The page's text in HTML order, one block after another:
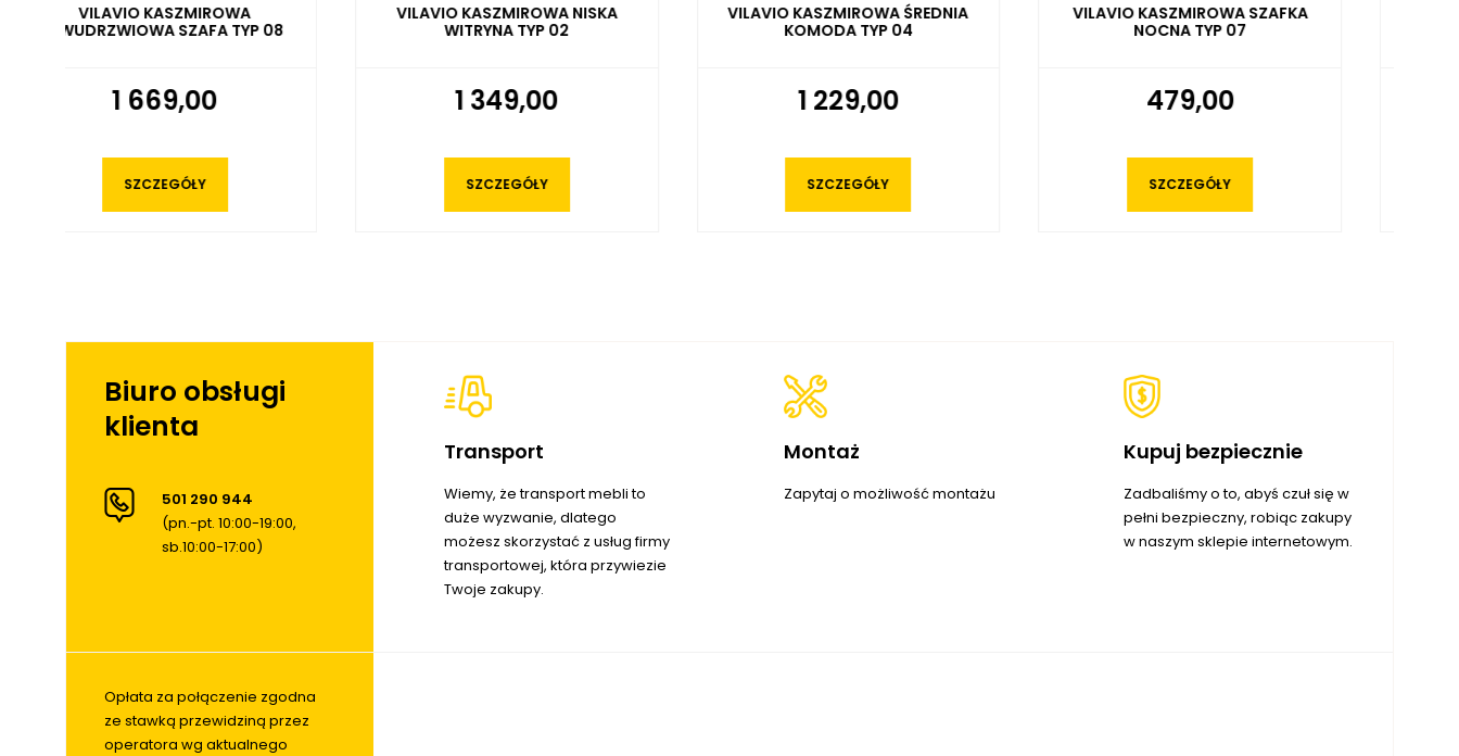
VILAVIO KASZMIROWA NISKA
WITRYNA TYP 02
1 349,00
SZCZEGÓŁY
VILAVIO KASZMIROWA ŚREDNIA
KOMODA TYP 04
1 229,00
SZCZEGÓŁY
VILAVIO KASZMIROWA SZAFKA
NOCNA TYP 07
479,00
SZCZEGÓŁY
VILAVIO KASZMIROWA SZAFKA
RTV TYP 05
959,00
SZCZEGÓŁY
Biuro obsługi
klienta
501 290 944
(pn.-pt. 10:00-19:00,
sb.10:00-17:00)
Transport
Wiemy, że transport mebli to
duże wyzwanie, dlatego
możesz skorzystać z usług firmy
transportowej, która przywiezie
Twoje zakupy.
Montaż
Zapytaj o możliwość montażu
Kupuj bezpiecznie
Zadbaliśmy o to, abyś czuł się w
pełni bezpieczny, robiąc zakupy
w naszym sklepie internetowym.
Opłata za połączenie zgodna
ze stawką przewidziną przez
operatora wg aktualnego